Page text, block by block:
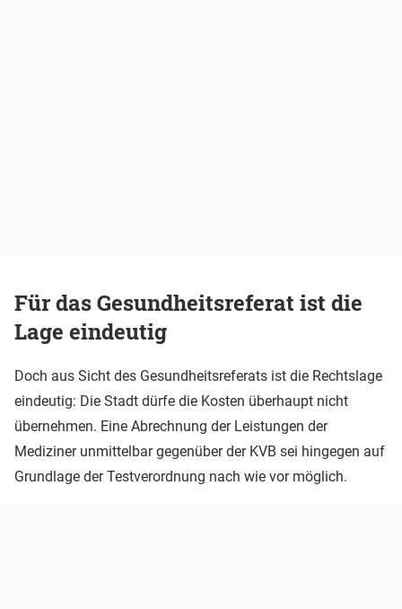
Für das Gesundheitsreferat ist die
Lage eindeutig
Doch aus Sicht des Gesundheitsreferats ist die Rechtslage
eindeutig: Die Stadt dürfe die Kosten überhaupt nicht
übernehmen. Eine Abrechnung der Leistungen der
Mediziner unmittelbar gegenüber der KVB sei hingegen auf
Grundlage der Testverordnung nach wie vor möglich.